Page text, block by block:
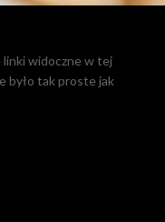
linki widoczne w tej
było tak proste jak